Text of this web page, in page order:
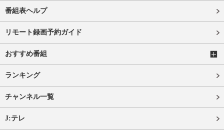
番組表ヘルプ
リモート録画予約ガイド
おすすめ番組
ランキング
チャンネル一覧
J:テレ